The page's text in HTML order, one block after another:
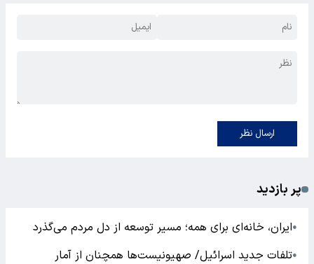
ارسال نظر
پر بازدید
●ایران، خانه‌ای برای همه؛ مسیر توسعه از دل مردم می‌گذرد
●تلفات جدید اسرائیل/ صهیونیست‌ها همچنان از آمار